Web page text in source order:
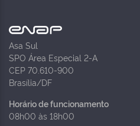
Asa Sul
SPO Área Especial 2-A
CEP 70.610-900
Brasília/DF
Horário de funcionamento
08h00 às 18h00